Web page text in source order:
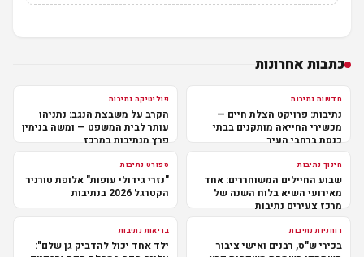
כתבות אחרונות
חדשות נתיבות
נתיבות: פרויקט הצלת חיים —
מכשירי החייאה מותקנים בבתי
כנסת ברחבי העיר
פוליטיקה נתיבות
הקרב על משבצת הנגב: נתניהו
עותר לבית המשפט — ומשה בנימין
פרץ מנתיבות במרכז
חינוך נתיבות
שבוע החיילים המשוחררים: אחד
מאירועי השיא בלוח השנה של
מרכז צעירים נתיבות
ספורט נתיבות
"נזרי גידולי עופות" אלופת טורניר
הקטרגל 2026 בנתיבות
רוחניות נתיבות
בכירי ש"ס, רבנים ואישי ציבור
בריאות נתיבות
ילד אחד יכול להדביק גן שלם":